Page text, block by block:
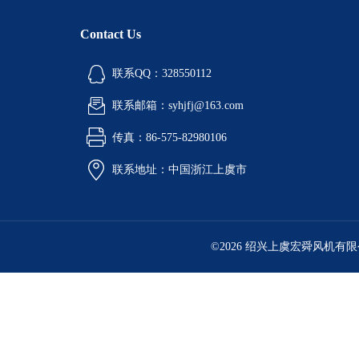
Contact Us
联系QQ：328550112
联系邮箱：syhjfj@163.com
传真：86-575-82980106
联系地址：中国浙江上虞市
©2026 绍兴上虞宏舜风机有